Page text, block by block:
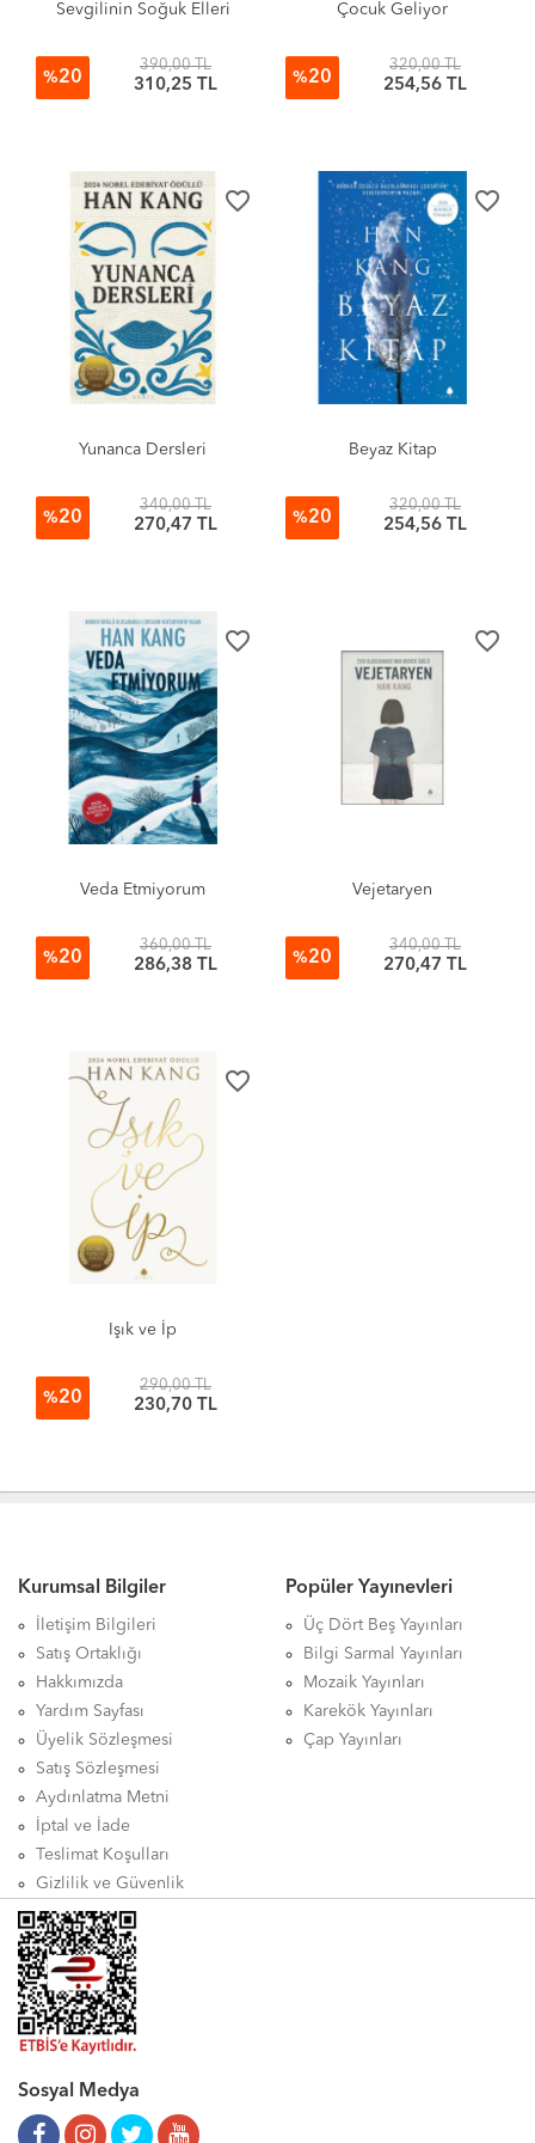
Sevgilinin Soğuk Elleri
%20
390,00 TL
310,25 TL
Çocuk Geliyor
%20
320,00 TL
254,56 TL
favorite_border
Yunanca Dersleri
%20
340,00 TL
270,47 TL
favorite_border
Beyaz Kitap
%20
320,00 TL
254,56 TL
favorite_border
Veda Etmiyorum
%20
360,00 TL
286,38 TL
favorite_border
Vejetaryen
%20
340,00 TL
270,47 TL
favorite_border
Işık ve İp
%20
290,00 TL
230,70 TL
Kurumsal Bilgiler
İletişim Bilgileri
Satış Ortaklığı
Hakkımızda
Yardım Sayfası
Üyelik Sözleşmesi
Satış Sözleşmesi
Aydınlatma Metni
İptal ve İade
Teslimat Koşulları
Gizlilik ve Güvenlik
Popüler Yayınevleri
Üç Dört Beş Yayınları
Bilgi Sarmal Yayınları
Mozaik Yayınları
Karekök Yayınları
Çap Yayınları
Sosyal Medya